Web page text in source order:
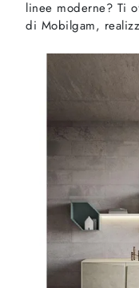
linee moderne? Ti
di Mobilgam,